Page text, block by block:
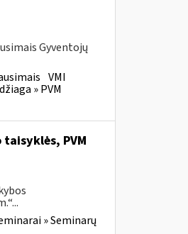
Gyventojų
VMI
» PVM
PVM
» Seminarų